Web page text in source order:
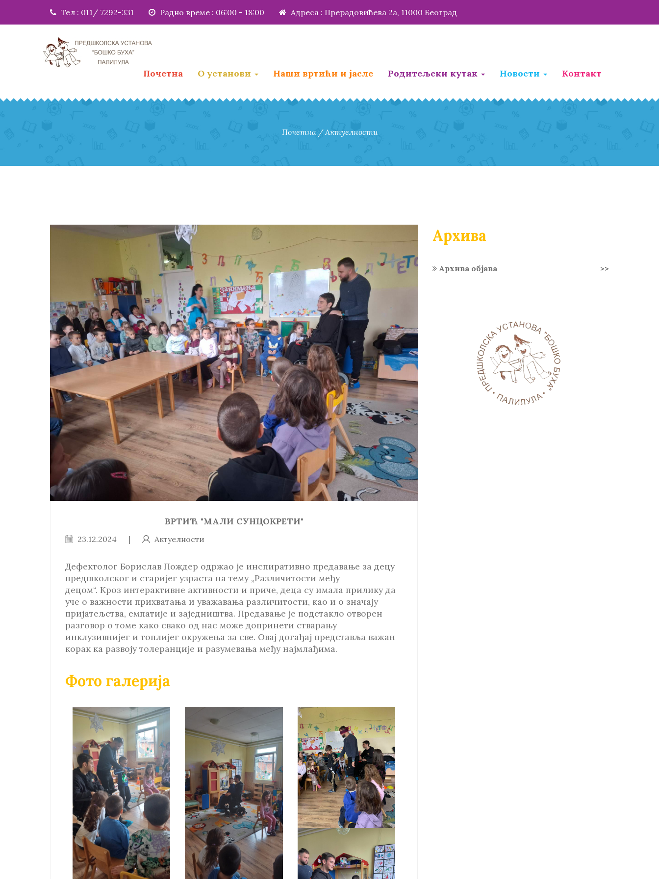
Тел : 011/ 7292-331 Радно време : 06:00 - 18:00 Адреса : Прерадовићева 2a, 11000 Београд
Почетна О установи Наши вртићи и јасле Родитељски кутак Новости Контакт
Почетна / Актуелности
ВРТИЋ "МАЛИ СУНЦОКРЕТИ"
23.12.2024 | Актуелности
Дефектолог Борислав Пождер одржао је инспиративно предавање за децу
предшколског и старијег узраста на тему „Различитости међу
децом“. Кроз интерактивне активности и приче, деца су имала прилику да
уче о важности прихватања и уважавања различитости, као и о значају
пријатељства, емпатије и заједништва. Предавање је подстакло отворен
разговор о томе како свако од нас може допринети стварању
инклузивнијег и топлијег окружења за све. Овај догађај представља важан
корак ка развоју толеранције и разумевања међу најмлађима.
Фото галерија
Архива
Архива објава >>